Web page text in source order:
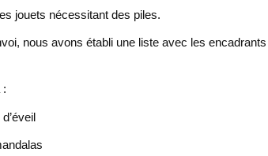
jouets nécessitant des piles.
nous avons établi une liste avec les
: